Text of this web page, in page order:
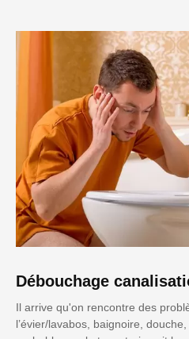
Débouchage
Il arrive qu'on rencontre des
l’évier/lavabos, baignoire,